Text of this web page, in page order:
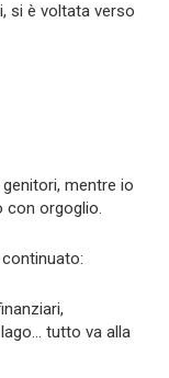
si è voltata verso
mentre io
con orgoglio.
tutto va alla